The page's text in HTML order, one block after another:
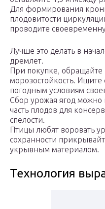
Для формирования
плодовитости
проводите
Лучше это делать в
дремлет.
При покупке,
морозостойкость.
погодным условиям
Сбор урожая ягод можно
часть плодов для
спелости.
Птицы любят воровать
сохранности
укрывным материалом.
Технология